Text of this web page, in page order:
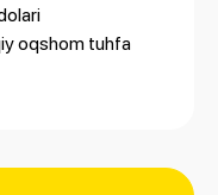
oqshom tuhfa